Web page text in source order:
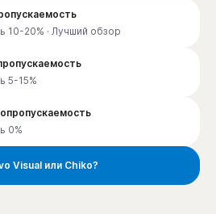
10-20% · Лучший обзор
5-15%
0%
Visual или Chiko?